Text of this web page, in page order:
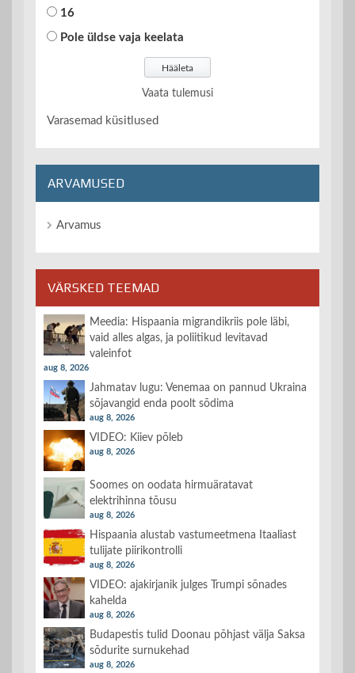
16
Pole üldse vaja keelata
Vaata tulemusi
Varasemad küsitlused
ARVAMUSED
Arvamus
VÄRSKED TEEMAD
Meedia: Hispaania migrandikriis pole läbi,
vaid alles algas, ja poliitikud levitavad
valeinfot
aug 8, 2026
Jahmatav lugu: Venemaa on pannud Ukraina
sõjavangid enda poolt sõdima
aug 8, 2026
VIDEO: Kiiev põleb
aug 8, 2026
Soomes on oodata hirmuäratavat
elektrihinna tõusu
aug 8, 2026
Hispaania alustab vastumeetmena Itaaliast
tulijate piirikontrolli
aug 8, 2026
VIDEO: ajakirjanik julges Trumpi sõnades
kahelda
aug 8, 2026
Budapestis tulid Doonau põhjast välja Saksa
sõdurite surnukehad
aug 8, 2026